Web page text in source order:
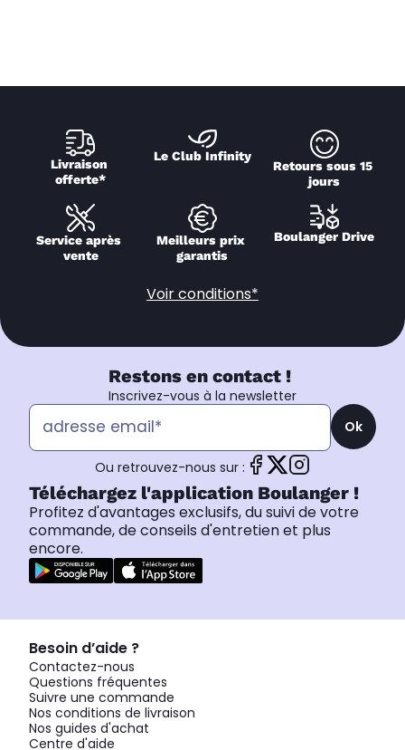
Livraison
offerte*
Le Club Infinity
Retours sous 15
jours
Service après
vente
Meilleurs prix
garantis
Boulanger Drive
Voir conditions*
Restons en contact !
Inscrivez-vous à la newsletter
Ok
Ou retrouvez-nous sur :
Téléchargez l'application Boulanger !
Profitez d'avantages exclusifs, du suivi de votre
commande, de conseils d'entretien et plus
encore.
Besoin d’aide ?
Contactez-nous
Questions fréquentes
Suivre une commande
Nos conditions de livraison
Nos guides d'achat
Centre d'aide